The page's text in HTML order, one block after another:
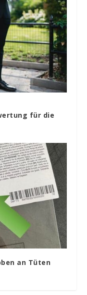
für die
an Tüten